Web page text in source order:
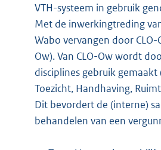
VTH-systeem in gebruik
Met de inwerkingtreding
Wabo vervangen door CLO-
Ow). Van CLO-Ow wordt
disciplines gebruik gemaakt
Toezicht, Handhaving,
Dit bevordert de (interne)
behandelen van een